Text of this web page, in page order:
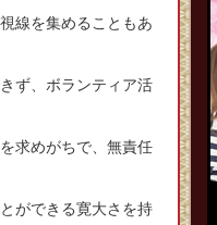
線を集めることもあ
ず、ボランティア活
求めがちで、無責任
ができる寛大さを持